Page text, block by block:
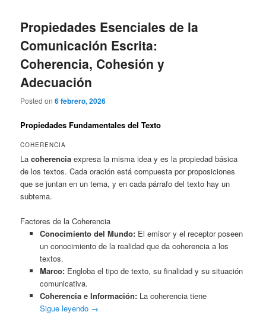
Propiedades Esenciales de la
Comunicación Escrita:
Coherencia, Cohesión y
Adecuación
Posted on6 febrero, 2026
Propiedades Fundamentales del Texto
COHERENCIA
Lacoherencia expresa la misma idea y es la propiedad básica
de los textos. Cada oración está compuesta por proposiciones
que se juntan en un tema, y en cada párrafo del texto hay un
subtema.
Factores de la Coherencia
Conocimiento del Mundo:El emisor y el receptor poseen
un conocimiento de la realidad que da coherencia a los
textos.
Marco:Engloba el tipo de texto, su finalidad y su situación
comunicativa.
Coherencia e Información:La coherencia tiene
Sigue leyendo →